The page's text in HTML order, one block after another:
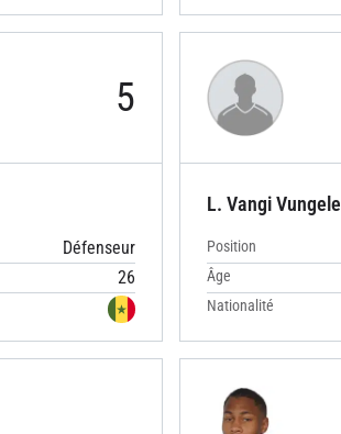
5
Défenseur
26
L. Vangi Vungele
Position
Âge
Nationalité